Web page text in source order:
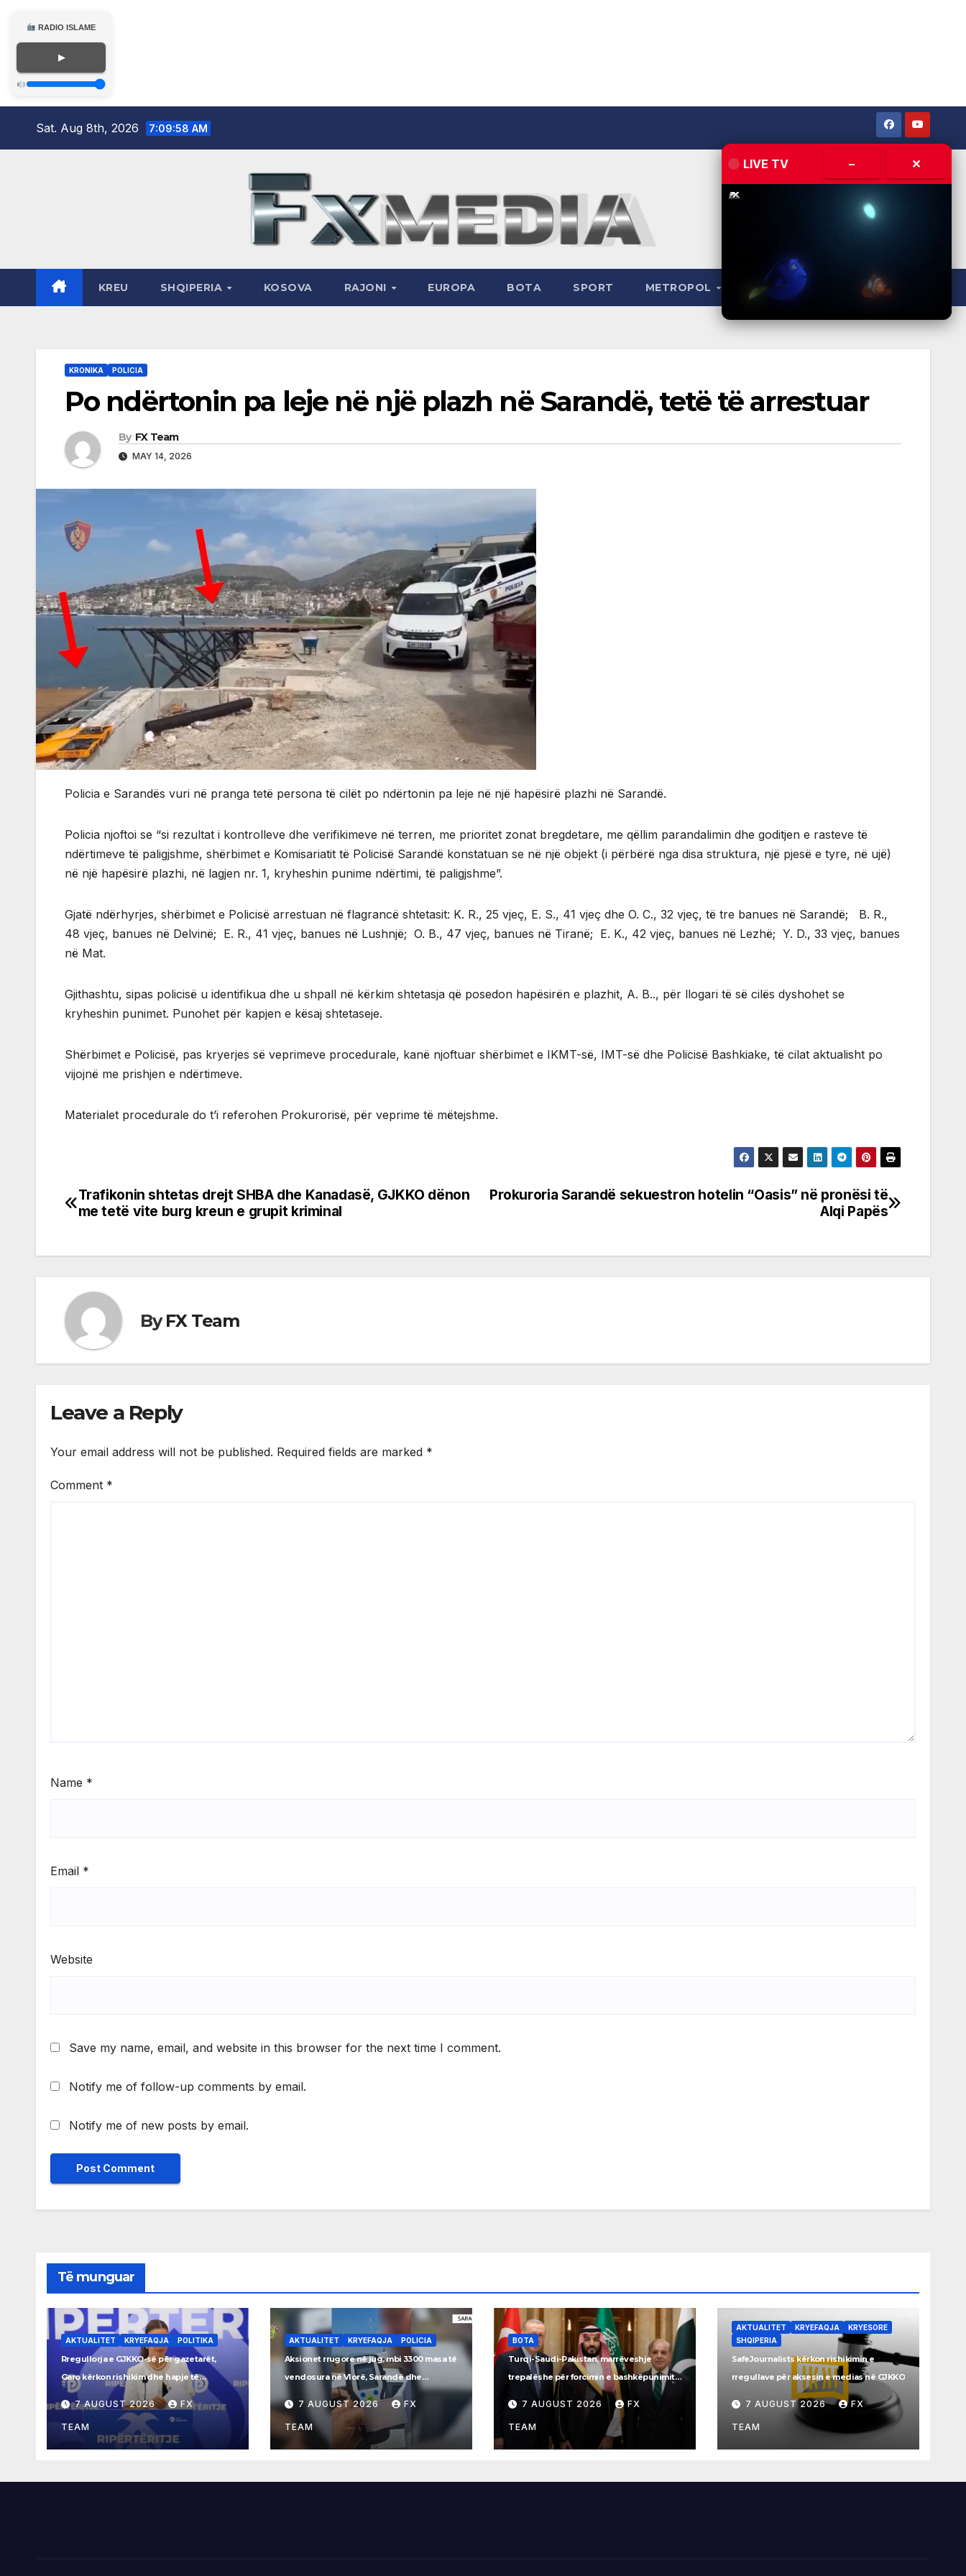
RADIO ISLAME
▶
Sat. Aug 8th, 2026 7:09:59 AM
KREU SHQIPERIA KOSOVA RAJONI EUROPA BOTA SPORT METROPOL LIVE
KRONIKA POLICIA
Po ndërtonin pa leje në një plazh në Sarandë, tetë të arrestuar
By FX Team
MAY 14, 2026
Policia e Sarandës vuri në pranga tetë persona të cilët po ndërtonin pa leje në një hapësirë plazhi në Sarandë.
Policia njoftoi se “si rezultat i kontrolleve dhe verifikimeve në terren, me prioritet zonat bregdetare, me qëllim parandalimin dhe goditjen e rasteve të
ndërtimeve të paligjshme, shërbimet e Komisariatit të Policisë Sarandë konstatuan se në një objekt (i përbërë nga disa struktura, një pjesë e tyre, në ujë)
në një hapësirë plazhi, në lagjen nr. 1, kryheshin punime ndërtimi, të paligjshme”.
Gjatë ndërhyrjes, shërbimet e Policisë arrestuan në flagrancë shtetasit: K. R., 25 vjeç, E. S., 41 vjeç dhe O. C., 32 vjeç, të tre banues në Sarandë; B. R.,
48 vjeç, banues në Delvinë; E. R., 41 vjeç, banues në Lushnjë; O. B., 47 vjeç, banues në Tiranë; E. K., 42 vjeç, banues në Lezhë; Y. D., 33 vjeç, banues
në Mat.
Gjithashtu, sipas policisë u identifikua dhe u shpall në kërkim shtetasja që posedon hapësirën e plazhit, A. B.., për llogari të së cilës dyshohet se
kryheshin punimet. Punohet për kapjen e kësaj shtetaseje.
Shërbimet e Policisë, pas kryerjes së veprimeve procedurale, kanë njoftuar shërbimet e IKMT-së, IMT-së dhe Policisë Bashkiake, të cilat aktualisht po
vijojnë me prishjen e ndërtimeve.
Materialet procedurale do t’i referohen Prokurorisë, për veprime të mëtejshme.
Post
Prokuroria Sarandë sekuestron hotelin “Oasis” në pronësi të
Alqi Papës
Trafikonin shtetas drejt SHBA dhe Kanadasë, GJKKO dënon
me tetë vite burg kreun e grupit kriminal
ByFX Team
Leave a Reply
Your email address will not be published. Required fields are marked *
Comment *
Name *
Email *
Website
Save my name, email, and website in this browser for the next time I comment.
Notify me of follow-up comments by email.
Notify me of new posts by email.
Të munguar
AKTUALITET KRYEFAQJA POLITIKA
Rregullorja e GJKKO-së për gazetarët,
Garo kërkon rishikim dhe hapje të
procesit
7 AUGUST 2026 FX
TEAM
AKTUALITET KRYEFAQJA POLICIA
Aksionet rrugore në jug, mbi 3300 masa të
vendosura në Vlorë, Sarandë dhe
Rrogozhinë
7 AUGUST 2026 FX
TEAM
BOTA
Turqi-Saudi-Pakistan, marrëveshje
trepalëshe për forcimin e bashkëpunimit
ushtarak
7 AUGUST 2026 FX
TEAM
AKTUALITET KRYEFAQJA
KRYESORE
SHQIPERIA
SafeJournalists kërkon rishikimin e
rregullave për aksesin e medias në GJKKO
7 AUGUST 2026 FX
TEAM
LIVE TV – ✕